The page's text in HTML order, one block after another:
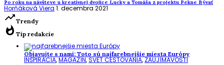
Po roku na návšteve u kreatívnej dvojice Lucky a Tomáša z projektu Pekne Bývať
Horňáková Viera 1. decembra 2021
trending_upTrendy
whatshot Tip redakcie
Objavujte s nami: Toto sú najfarebnejšie miesta Európy
INŠPIRÁCIA,MAGAZÍN,SVET CESTOVANIA,ZAUJÍMAVOSTI